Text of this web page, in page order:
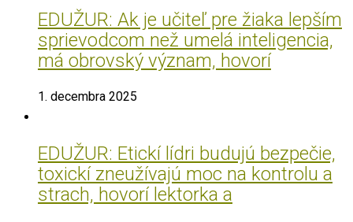
EDUŽUR: Ak je učiteľ pre žiaka lepším
sprievodcom než umelá inteligencia,
má obrovský význam, hovorí
1. decembra 2025
EDUŽUR: Etickí lídri budujú bezpečie,
toxickí zneužívajú moc na kontrolu a
strach, hovorí lektorka a